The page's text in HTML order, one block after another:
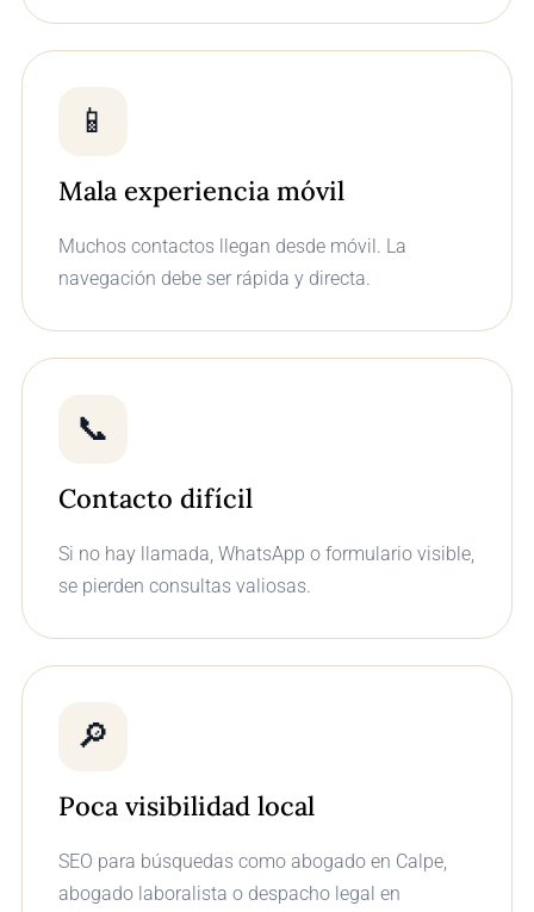
📱
Mala experiencia móvil
Muchos contactos llegan desde móvil. La
navegación debe ser rápida y directa.
📞
Contacto difícil
Si no hay llamada, WhatsApp o formulario visible,
se pierden consultas valiosas.
🔎
Poca visibilidad local
SEO para búsquedas como abogado en Calpe,
abogado laboralista o despacho legal en